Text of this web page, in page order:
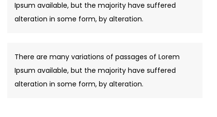
Ipsum available, but the majority have suffered
alteration in some form, by alteration.
There are many variations of passages of Lorem
Ipsum available, but the majority have suffered
alteration in some form, by alteration.